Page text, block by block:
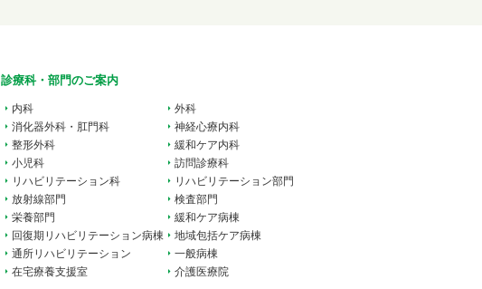
診療科・部門のご案内
内科
外科
消化器外科・肛門科
神経心療内科
整形外科
緩和ケア内科
小児科
訪問診療科
リハビリテーション科
リハビリテーション部門
放射線部門
検査部門
栄養部門
緩和ケア病棟
回復期リハビリテーション病棟
地域包括ケア病棟
通所リハビリテーション
一般病棟
在宅療養支援室
介護医療院